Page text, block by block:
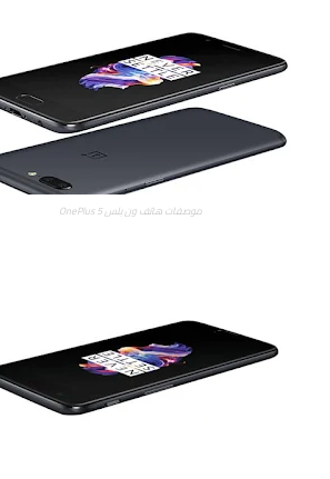
موصفات هاتف ون بلس OnePlus 5